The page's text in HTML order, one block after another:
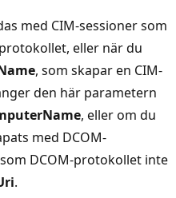
med CIM-sessioner som
eller när du
, som skapar en CIM-
den här parametern
, eller om du
med DCOM-
DCOM-protokollet inte
.